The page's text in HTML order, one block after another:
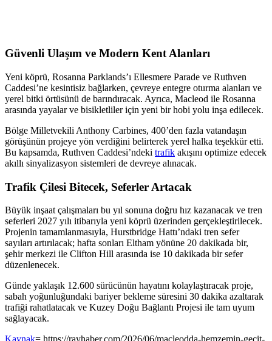
Güvenli Ulaşım ve Modern Kent Alanları
Yeni köprü, Rosanna Parklands’ı Ellesmere Parade ve Ruthven
Caddesi’ne kesintisiz bağlarken, çevreye entegre oturma alanları ve
yerel bitki örtüsünü de barındıracak. Ayrıca, Macleod ile Rosanna
arasında yayalar ve bisikletliler için yeni bir hobi yolu inşa edilecek.
Bölge Milletvekili Anthony Carbines, 400’den fazla vatandaşın
görüşünün projeye yön verdiğini belirterek yerel halka teşekkür etti.
Bu kapsamda, Ruthven Caddesi’ndeki trafik akışını optimize edecek
akıllı sinyalizasyon sistemleri de devreye alınacak.
Trafik Çilesi Bitecek, Seferler Artacak
Büyük inşaat çalışmaları bu yıl sonuna doğru hız kazanacak ve tren
seferleri 2027 yılı itibarıyla yeni köprü üzerinden gerçekleştirilecek.
Projenin tamamlanmasıyla, Hurstbridge Hattı’ndaki tren sefer
sayıları artırılacak; hafta sonları Eltham yönüne 20 dakikada bir,
şehir merkezi ile Clifton Hill arasında ise 10 dakikada bir sefer
düzenlenecek.
Günde yaklaşık 12.600 sürücünün hayatını kolaylaştıracak proje,
sabah yoğunluğundaki bariyer bekleme süresini 30 dakika azaltarak
trafiği rahatlatacak ve Kuzey Doğu Bağlantı Projesi ile tam uyum
sağlayacak.